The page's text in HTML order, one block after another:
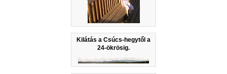
Kilátás a Csúcs-hegytől a
24-ökrösig.